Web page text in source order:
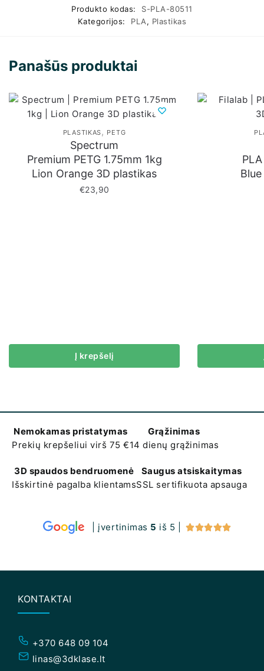
Produkto kodas:
S-PLA-80511
Kategorijos:
PLA, Plastikas
Panašūs produktai
PLASTIKAS , PETG
Spectrum
Premium PETG 1.75mm 1kg
Lion Orange 3D plastikas
€23,90
Į krepšelį
Nemokamas pristatymas
Prekių krepšeliui virš 75 €
Grąžinimas
14 dienų grąžinimas
3D spaudos bendruomenė
Išskirtinė pagalba klientams
Saugus atsiskaitymas
SSL sertifikuota apsauga
| įvertinimas 5 iš 5 | 
KONTAKTAI
+370 648 09 104
linas@3dklase.lt